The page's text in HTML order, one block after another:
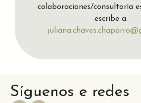
colaboraciones/consultoría
escribe a:
Síguenos e redes